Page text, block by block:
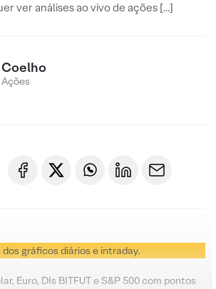
ver análises ao vivo de ações […]
gráficos diários e intraday.
Euro, DIs BITFUT e S&P 500 com pontos